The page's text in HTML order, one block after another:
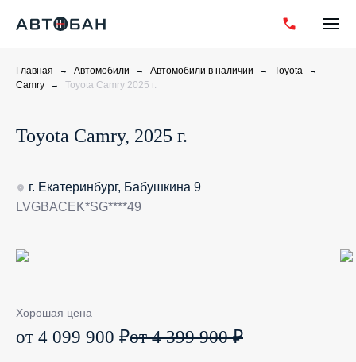
Главная Автомобили Автомобили в наличии
Toyota
Camry
Toyota Camry 2025 г.
Toyota Camry, 2025 г.
г. Екатеринбург, Бабушкина 9
LVGBACEK*SG****49
Хорошая цена
от 4 099 900 ₽от 4 399 900 ₽